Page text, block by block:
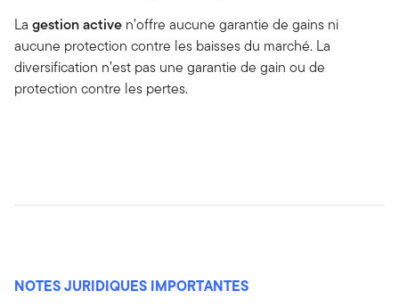
La gestion active n’offre aucune garantie de gains ni
aucune protection contre les baisses du marché. La
diversification n’est pas une garantie de gain ou de
protection contre les pertes.
NOTES JURIDIQUES IMPORTANTES